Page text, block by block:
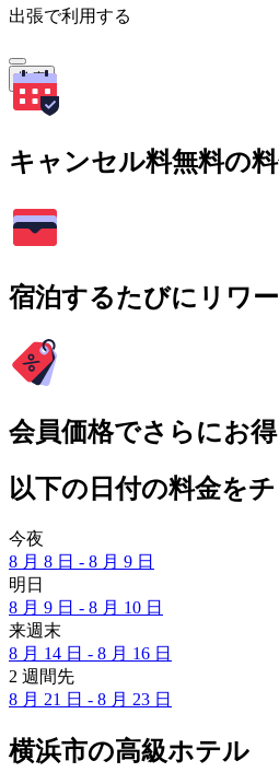
出張で利用する
検索
キャンセル料無料の
宿泊するたびにリワ
会員価格でさらにお得
以下の日付の料金を
今夜
8 月 8 日 - 8 月 9 日
明日
8 月 9 日 - 8 月 10 日
来週末
8 月 14 日 - 8 月 16 日
2 週間先
8 月 21 日 - 8 月 23 日
横浜市の高級ホテル